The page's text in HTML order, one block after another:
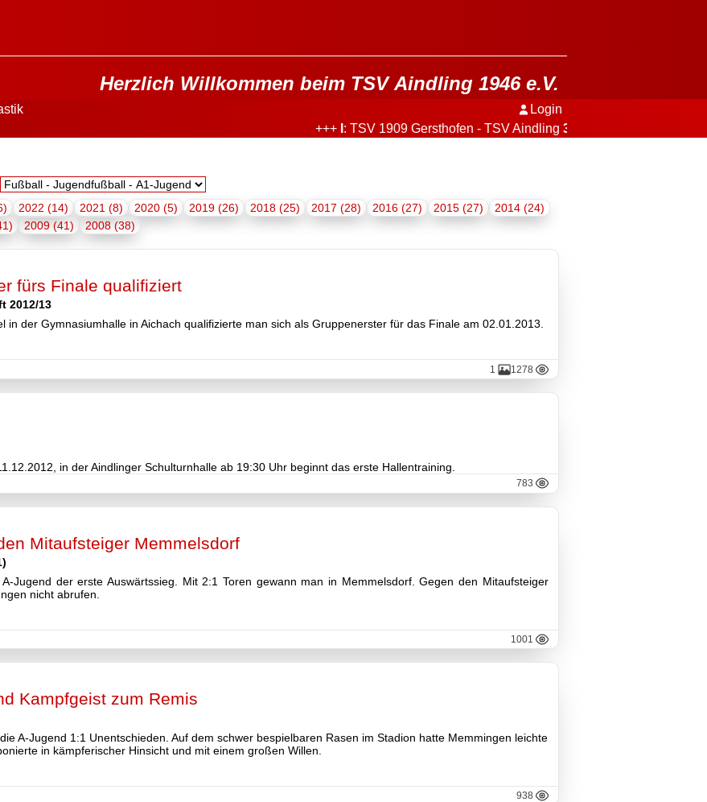
Herzlich Willkommen beim TSV Aindling 1946 e.V.
Login
: TSV 1909 Gersthofen - TSV Aindling3:2+++
2022 (14) 2021 (8) 2020 (5) 2019 (26) 2018 (25) 2017 (28) 2016 (27) 2015 (27)
2014 (24)
2009 (41) 2008 (38)
fürs Finale qualifiziert
2012/13
in der Gymnasiumhalle in Aichach qualifizierte man sich als Gruppenerster für das Finale am 02.01.2013.
1 1278
in der Aindlinger Schulturnhalle ab 19:30 Uhr beginnt das erste Hallentraining.
783
Mitaufsteiger Memmelsdorf
Jugend der erste Auswärtssieg. Mit 2:1 Toren gewann man in Memmelsdorf. Gegen den Mitaufsteiger
nicht abrufen.
1001
Kampfgeist zum Remis
A-Jugend 1:1 Unentschieden. Auf dem schwer bespielbaren Rasen im Stadion hatte Memmingen leichte
in kämpferischer Hinsicht und mit einem großen Willen.
938